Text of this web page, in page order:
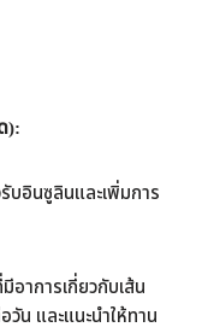
):
บอินซูลินและเพิ่มการ
อาการเกี่ยวกับเส้น
วัน และแนะนำให้ทาน